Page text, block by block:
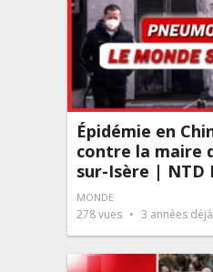
Épidémie en
contre la maire
sur-Isère | NTD
MONDE
278vues 3 années déjà